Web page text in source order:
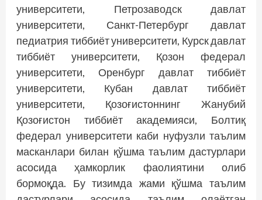
университети, Петрозаводск давлат
университети, Санкт-Петербург давлат
педиатрия тиббиёт университети, Курск давлат
тиббиёт университети, Қозон федерал
университети, Оренбург давлат тиббиёт
университети, Кубан давлат тиббиёт
университети, Қозоғистоннинг Жанубий
Қозоғистон тиббиёт академияси, Болтиқ
федерал университети каби нуфузли таълим
масканлари билан қўшма таълим дастурлари
асосида ҳамкорлик фаолиятини олиб
бормоқда. Бу тизимда жами қўшма таълим